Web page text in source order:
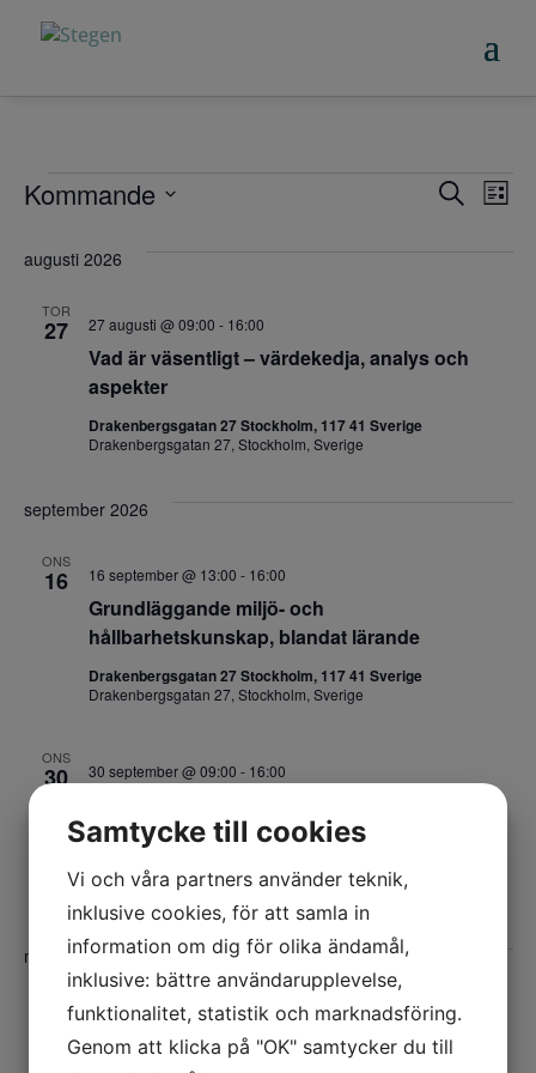
Evenemang Sök Lista
Kommande
datum.
augusti 2026
TOR
27
Vad är väsentligt – värdekedja, analys och
aspekter
27 augusti @ 09:00 - 16:00
Drakenbergsgatan 27 Stockholm, 117 41 Sverige
Drakenbergsgatan 27, Stockholm, Sverige
september 2026
ONS
16
Grundläggande miljö- och
hållbarhetskunskap, blandat lärande
16 september @ 13:00 - 16:00
Drakenbergsgatan 27 Stockholm, 117 41 Sverige
Drakenbergsgatan 27, Stockholm, Sverige
ONS
30
aspekter
30 september @ 09:00 - 16:00
Drakenbergsgatan 27 Stockholm, 117 41 Sverige
Drakenbergsgatan 27, Stockholm, Sverige
november 2026
ONS
Intressenter och ledningssystem
4 november @ 09:00-16:00
Samtycke till cookies
Vi och våra partners använder teknik,
inklusive cookies, för att samla in
information om dig för olika ändamål,
inklusive: bättre användarupplevelse,
funktionalitet, statistik och marknadsföring.
Genom att klicka på "OK" samtycker du till